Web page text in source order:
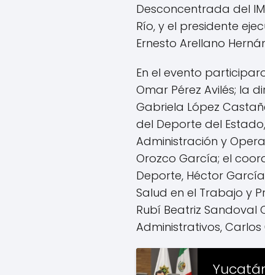
Desconcentrada del
Río, y el presidente
Ernesto Arellano
En el evento
Omar Pérez Avilés; la
Gabriela López
del Deporte del
Administración y
Orozco García; el
Deporte, Héctor
Salud en el Trabajo y
Rubí Beatriz Sandoval
Administrativos,